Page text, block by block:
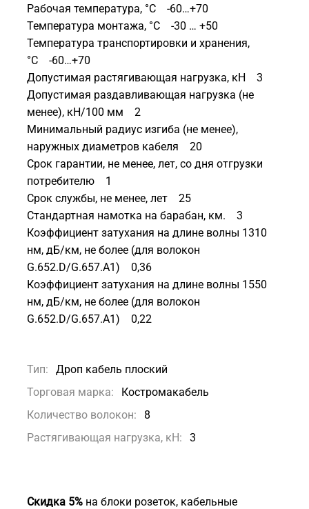
Рабочая температура, °C -60…+70
Температура монтажа, °C -30 … +50
Температура транспортировки и хранения,
°C -60…+70
Допустимая растягивающая нагрузка, кН 3
Допустимая раздавливающая нагрузка (не
менее), кН/100 мм 2
Минимальный радиус изгиба (не менее),
наружных диаметров кабеля 20
Срок гарантии, не менее, лет, со дня отгрузки
потребителю 1
Срок службы, не менее, лет 25
Стандартная намотка на барабан, км. 3
Коэффициент затухания на длине волны 1310
нм, дБ/км, не более (для волокон
G.652.D/G.657.A1) 0,36
Коэффициент затухания на длине волны 1550
нм, дБ/км, не более (для волокон
G.652.D/G.657.A1) 0,22
Тип:
Дроп кабель плоский
Торговая марка:
Костромакабель
Количество волокон:
8
Растягивающая нагрузка, кН:
3
Скидка 5% на блоки розеток, кабельные